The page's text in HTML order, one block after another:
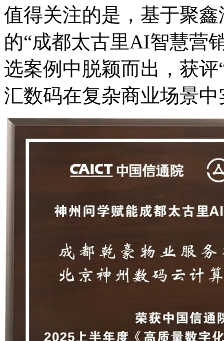
值得关注的是，基于
的“成都太古里AI智慧营
选案例中脱颖而出，获
汇数码在复杂商业场景